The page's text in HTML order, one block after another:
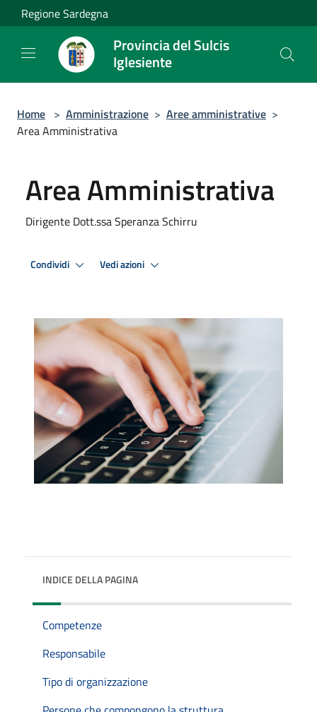
Salta al contenuto principale
Regione Sardegna
Provincia del Sulcis
Iglesiente
Home > Amministrazione > Aree amministrative >
Area Amministrativa
Area Amministrativa
Dirigente Dott.ssa Speranza Schirru
Condividi Vedi azioni
INDICE DELLA PAGINA
Competenze
Responsabile
Tipo di organizzazione